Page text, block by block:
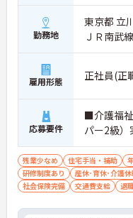
勤務地
東京都 立
ＪＲ南武
雇用形態 正社員(正
応募要件
■介護福
パー2級
残業少なめ 住宅手当・補助
研修制度あり
産休･育休･介護
社会保険完備
交通費支給 退